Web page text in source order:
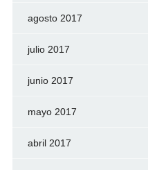
agosto 2017
julio 2017
junio 2017
mayo 2017
abril 2017